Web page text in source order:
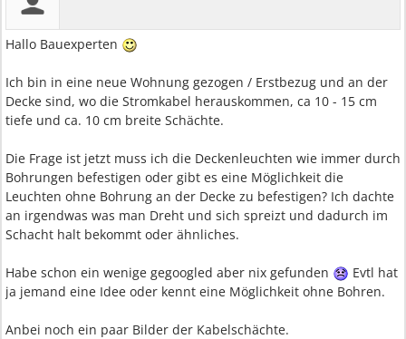
Hallo Bauexperten
Ich bin in eine neue Wohnung gezogen / Erstbezug und an der
Decke sind, wo die Stromkabel herauskommen, ca 10 - 15 cm
tiefe und ca. 10 cm breite Schächte.
Die Frage ist jetzt muss ich die Deckenleuchten wie immer durch
Bohrungen befestigen oder gibt es eine Möglichkeit die
Leuchten ohne Bohrung an der Decke zu befestigen? Ich dachte
an irgendwas was man Dreht und sich spreizt und dadurch im
Schacht halt bekommt oder ähnliches.
Habe schon ein wenige gegoogled aber nix gefunden
Evtl hat
ja jemand eine Idee oder kennt eine Möglichkeit ohne Bohren.
Anbei noch ein paar Bilder der Kabelschächte.